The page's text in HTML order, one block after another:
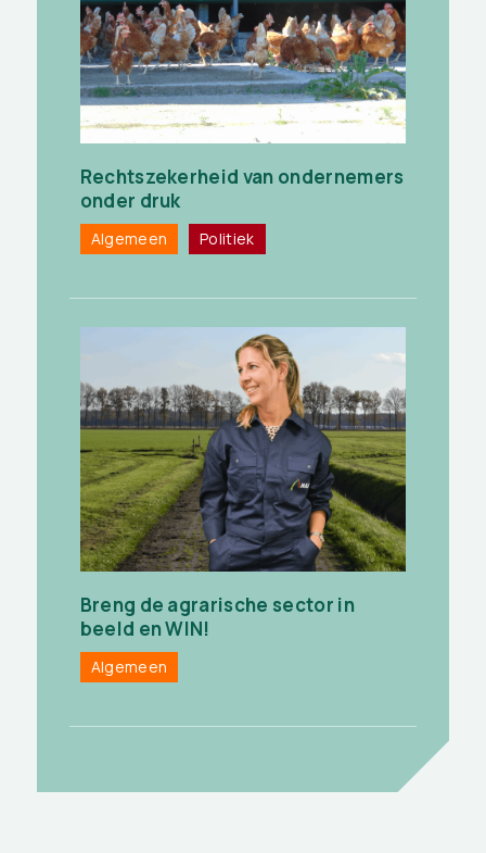
Rechtszekerheid van ondernemers
onder druk
Algemeen Politiek
Breng de agrarische sector in
beeld en WIN!
Algemeen